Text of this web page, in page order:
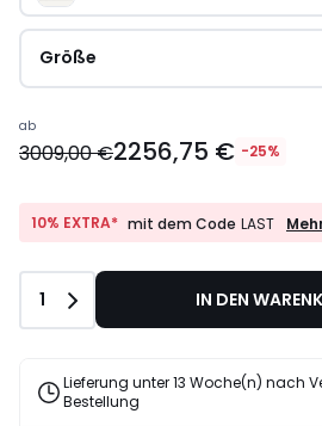
Größe
Ab
2256,75
3009,00
25%
Rabatt
angewendet.
ab
3009,00 €2256,75 € -25%
10% EXTRA* mit dem Code LAST
10%
LAST
Anzahl
1 IN DEN
Lieferung unter 13 Woche(n) nach
Bestellung